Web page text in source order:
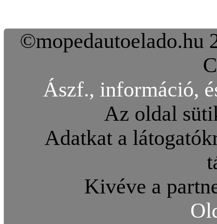
©mopedautoelado.hu
Ászf., információ,
Az oldal
Adatkat a
Kivéve a